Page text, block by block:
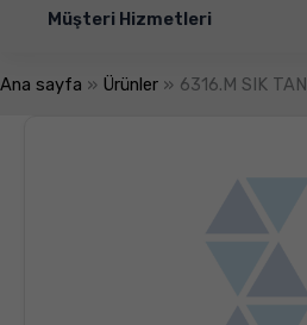
Müşteri Hizmetleri
Ana sayfa Ürünler 6316.M SIK